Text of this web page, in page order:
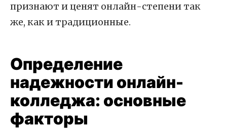
признают и ценят онлайн-степени так
же, как и традиционные.
Определение
надежности онлайн-
колледжа: основные
факторы